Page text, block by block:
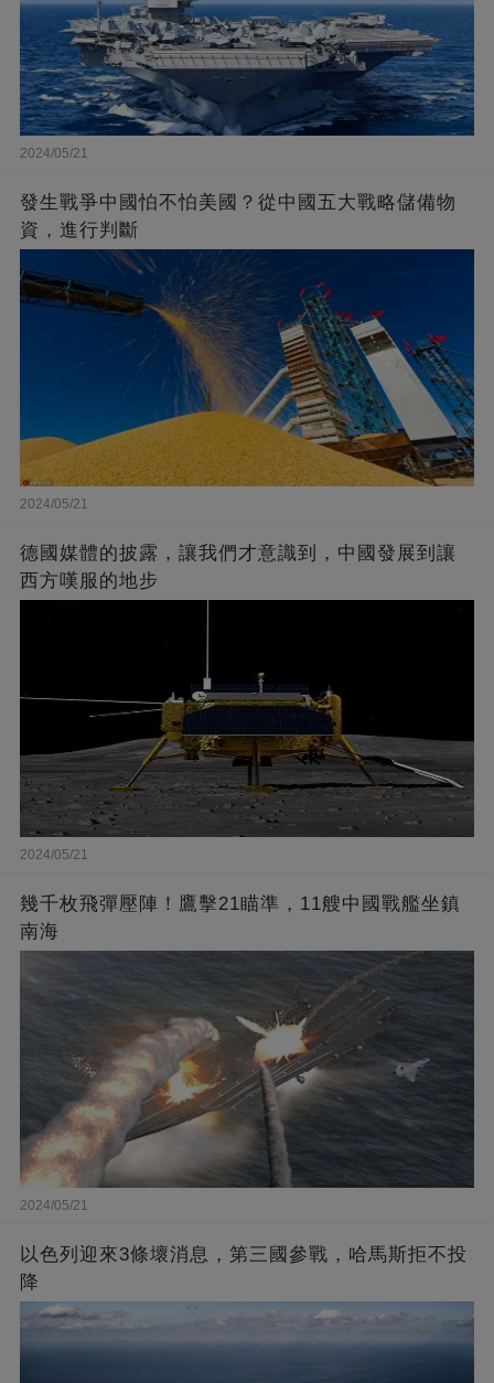
2024/05/21
發生戰爭中國怕不怕美國？從中國五大戰略儲備物
資，進行判斷
2024/05/21
德國媒體的披露，讓我們才意識到，中國發展到讓
西方嘆服的地步
2024/05/21
幾千枚飛彈壓陣！鷹擊21瞄準，11艘中國戰艦坐鎮
南海
2024/05/21
以色列迎來3條壞消息，第三國參戰，哈馬斯拒不投
降